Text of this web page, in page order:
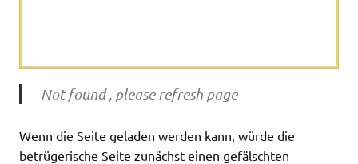
Not found , please refresh page
Wenn die Seite geladen werden kann, würde die
betrügerische Seite zunächst einen gefälschten